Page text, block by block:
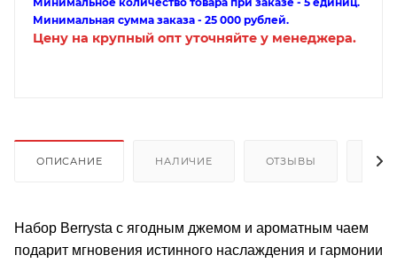
Минимальная сумма заказа - 25 000 рублей.
Цену на крупный опт уточняйте у менеджера.
ОПИСАНИЕ НАЛИЧИЕ ОТЗЫВЫ
Набор Berrysta с ягодным джемом и ароматным чаем
подарит мгновения истинного наслаждения и гармонии